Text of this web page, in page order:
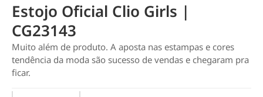
Estojo Oficial Clio Girls |
CG23143
Muito além de produto. A aposta nas estampas e cores
tendência da moda são sucesso de vendas e chegaram pra
ficar.